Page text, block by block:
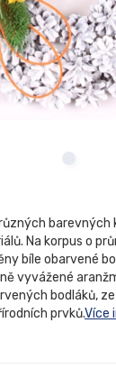
barevných
Na korpus o
bíle obarvené
vyvážené
bodláků,
prvků.Více